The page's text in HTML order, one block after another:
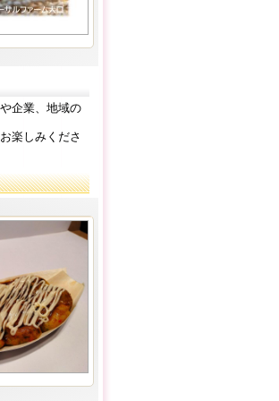
企業、地域の
楽しみくださ